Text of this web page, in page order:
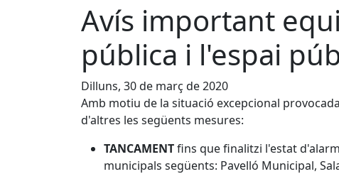
Avís important
pública i l'espai
Dilluns, 30 de març de 2020
Amb motiu de la situació excepcional
d'altres les següents mesures:
TANCAMENTfins que finalitzi l'estat
municipals següents: Pavelló Municipal,